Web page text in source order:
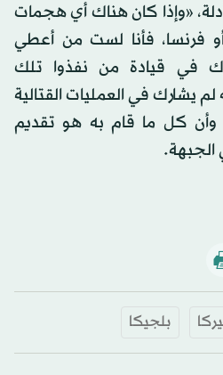
«وإذا كان هناك أي هجمات
فرنسا، فأنا لست من أعطي
في قيادة من نفذوا تلك
يشارك في العمليات القتالية
كل ما قام به هو تقديم
الجبهة.
بلجيكا